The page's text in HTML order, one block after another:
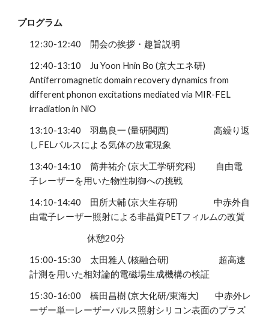
プログラム
12:30-12:40 開会の挨拶 ・趣旨説明
12:40-13:10 Ju Yoon Hnin Bo (京大エネ研)
Antiferromagnetic domain recovery dynamics from
different phonon excitations mediated via MIR-FEL
irradiation in NiO
13:10-13:40 羽島良一 (量研関西) 高繰り返
しFELパルスによる気体の放電現象
13:40-14:10 筒井祐介 (京大工学研究科) 自由電
子レーザーを用いた物性制御への挑戦
14:10-14:40
田所大輔 (京大生存研) 中赤外自
由電子レーザー照射による非晶質PETフィルムの改質
休憩20分
15:00-15:30 太田雅人 (核融合研)
超高速
計測を用いた相対論的電磁場生成機構の検証
15:30-16:00
橋田昌樹 (京大化研/東海大) 中赤外レ
ーザー単一レーザーパルス照射シリコン表面のプラズ